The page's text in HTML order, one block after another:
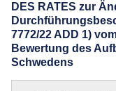
DES RATES zur
7772/22 ADD 1)
Bewertung des
Schwedens